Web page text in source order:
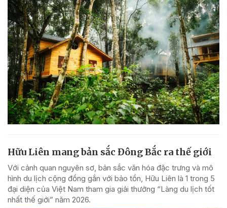
Hữu Liên mang bản sắc Đông Bắc ra thế giới
Với cảnh quan nguyên sơ, bản sắc văn hóa đặc trưng và mô
hình du lịch cộng đồng gắn với bảo tồn, Hữu Liên là 1 trong 5
đại diện của Việt Nam tham gia giải thưởng “Làng du lịch tốt
nhất thế giới” năm 2026.